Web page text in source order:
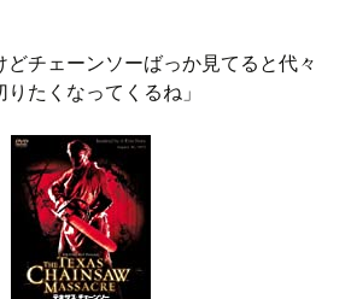
チェーンソーばっか見てると代々
たくなってくるね」